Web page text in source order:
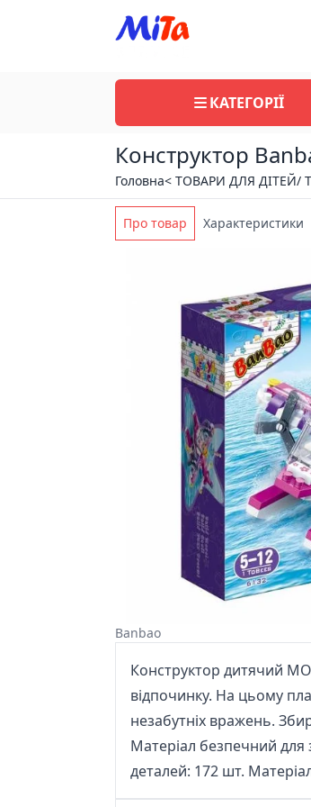
КАТЕГОРІЇ
Конструктор
Головна< ТОВАРИ ДЛЯ ДІТЕЙ/
Про товар Характеристики
Banbao
Конструктор дитячий
відпочинку. На цьому
незабутніх вражень.
Матеріал безпечний для
деталей: 172 шт.